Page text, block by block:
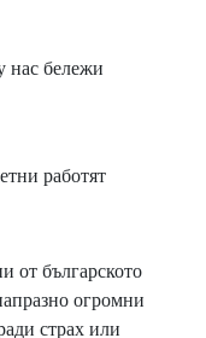
нас бележи
работят
от българското
огромни
страх или